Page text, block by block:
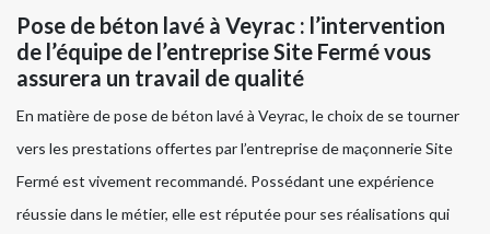
Pose de béton lavé à Veyrac : l’intervention
de l’équipe de l’entreprise Site Fermé vous
assurera un travail de qualité
En matière de pose de béton lavé à Veyrac, le choix de se tourner
vers les prestations offertes par l’entreprise de maçonnerie Site
Fermé est vivement recommandé. Possédant une expérience
réussie dans le métier, elle est réputée pour ses réalisations qui